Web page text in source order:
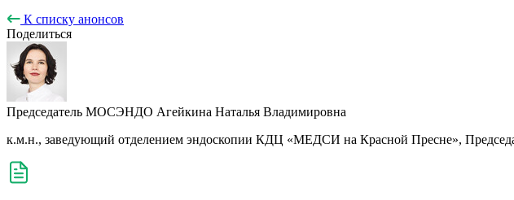
К списку анонсов
Поделиться
Председатель МОСЭНДО Агейкина Наталья Владимировна
к.м.н., заведующий отделением эндоскопии КДЦ «МЕДСИ на Красной Пресне»,